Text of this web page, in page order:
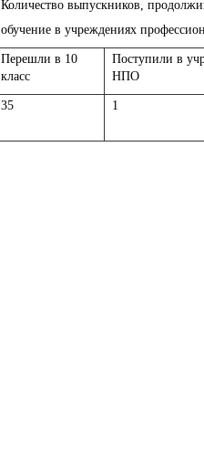
Количество выпускников,
обучение в учреждениях
Перешли в 10
класс
Поступили в
НПО
35 1